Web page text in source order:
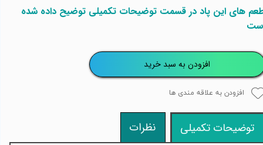
های این پاد در قسمت توضیحات تکمیلی توضیح داده شده
افزودن به سبد خرید
افزودن به علاقه مندی ها
توضیحات تکمیلی نظرات